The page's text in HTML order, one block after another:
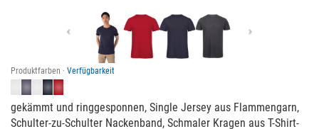
Previous
Produktfarben · Verfügbarkeit
gekämmt und ringgesponnen, Single Jersey aus Flammengarn,
Schulter-zu-Schulter Nackenband, Schmaler Kragen aus T-Shirt-